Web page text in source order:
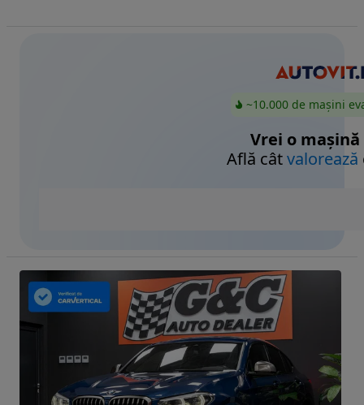
~10.000 de mașini
Vrei o mașină
Află câtvalorează